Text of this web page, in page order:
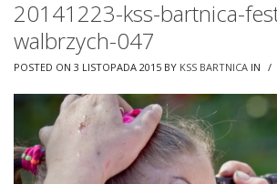
20141223-kss-bartnica-
walbrzych-047
POSTED ON 3 LISTOPADA 2015 BY KSS BARTNICA IN /